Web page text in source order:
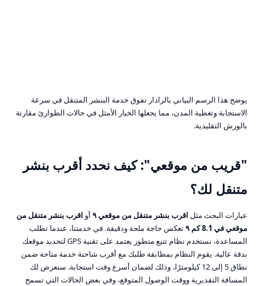
يوضح هذا الرسم البياني بالرادار تفوق خدمة البنشر المتنقل في سرعة
الاستجابة وتغطية المدن، مما يجعلها الخيار الأمثل في حالات الطوارئ مقارنة
بالورش التقليدية.
"قريب من موقعي": كيف نحدد أقرب بنشر
متنقل لك؟
عبارات البحث مثل اقرب بنشر متنقل من موقعي ٩ أو اقرب بنشر متنقل من
موقعي في 8.1 كم ٩
تعكس حاجة ملحة ودقيقة. في خدمتنا، عندما تطلب
المساعدة، نستخدم نظام تتبع متطور يعتمد على تقنية GPS لتحديد موقعك
بدقة عالية. يقوم النظام بمطابقة طلبك مع أقرب شاحنة خدمة متاحة ضمن
نطاق 5 إلى 12 كيلومترًا، وذلك لضمان أسرع وقت استجابة. سنعرض لك
المسافة التقديرية ووقت الوصول المتوقع، وفي بعض الحالات التي تسمح